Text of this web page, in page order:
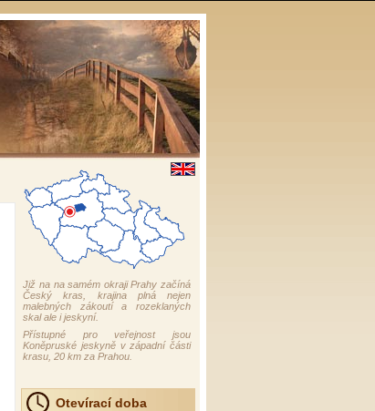
Již na na samém okraji Prahy začíná
Český kras, krajina plná nejen
malebných zákoutí a rozeklaných
skal ale i jeskyní.
Přístupné pro veřejnost jsou
Koněpruské jeskyně v západní části
krasu, 20 km za Prahou.
Otevírací doba